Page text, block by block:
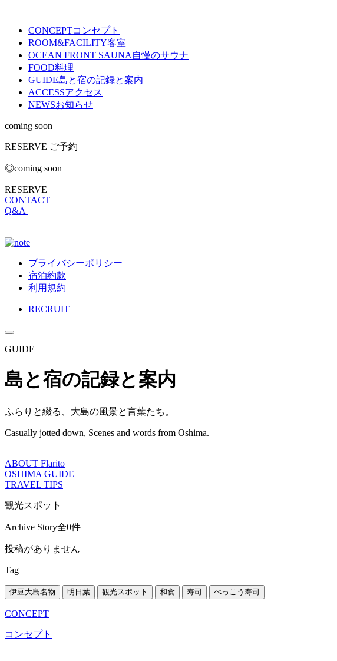
CONCEPTコンセプト
ROOM&FACILITY客室
OCEAN FRONT SAUNA 自慢のサウナ
FOOD料理
GUIDE島と宿の記録と案内
ACCESSアクセス
NEWSお知らせ
coming soon
RESERVE ご予約
◎coming soon
RESERVE
CONTACT
Q&A
プライバシーポリシー
宿泊約款
利用規約
RECRUIT
GUIDE
島と宿の記録と案内
ふらりと綴る、大島の風景と言葉たち。
Casually jotted down, Scenes and words from Oshima.
ABOUT Flarito
OSHIMA GUIDE
TRAVEL TIPS
観光スポット
Archive Story全0件
投稿がありません
Tag
伊豆大島名物 明日葉 観光スポット 和食 寿司 べっこう寿司
CONCEPT
コンセプト